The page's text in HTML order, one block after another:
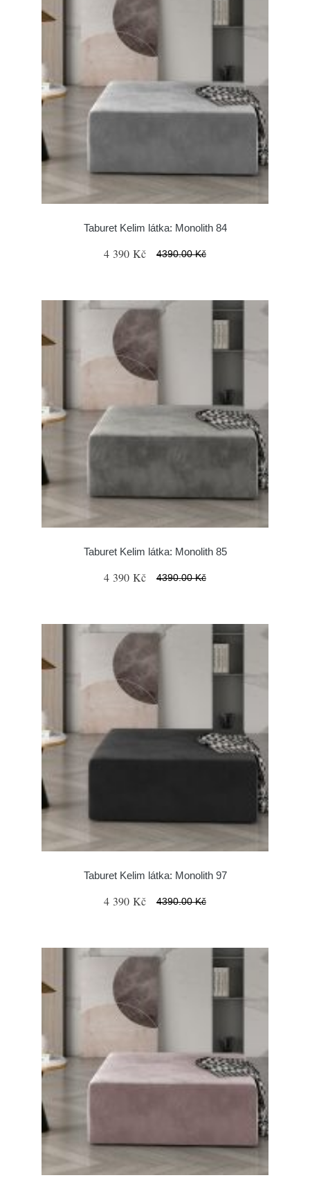
Taburet Kelim látka: Monolith 84
4 390 Kč 4390.00 Kč
Taburet Kelim látka: Monolith 85
4 390 Kč 4390.00 Kč
Taburet Kelim látka: Monolith 97
4 390 Kč 4390.00 Kč